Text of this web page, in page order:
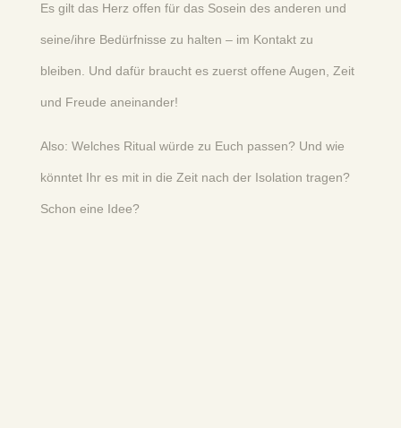
Es gilt das Herz offen für das Sosein des anderen und
seine/ihre Bedürfnisse zu halten – im Kontakt zu
bleiben. Und dafür braucht es zuerst offene Augen, Zeit
und Freude aneinander!
Also: Welches Ritual würde zu Euch passen? Und wie
könntet Ihr es mit in die Zeit nach der Isolation tragen?
Schon eine Idee?